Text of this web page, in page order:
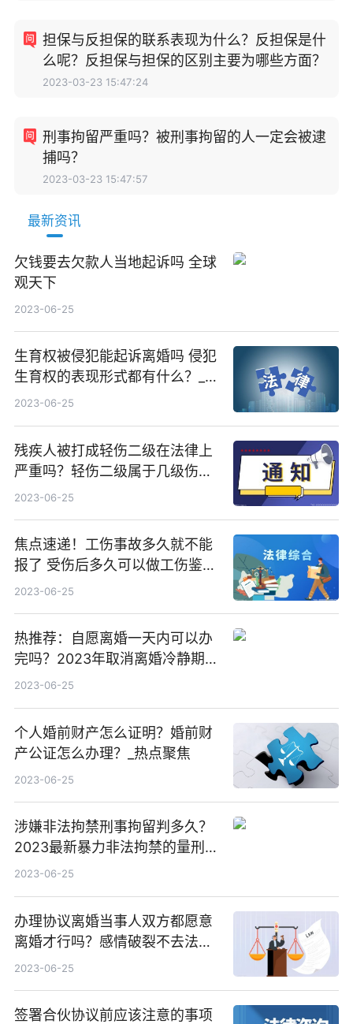
担保与反担保的联系表现为什么？反担保是什
么呢？反担保与担保的区别主要为哪些方面？
2023-03-23 15:47:24
刑事拘留严重吗？被刑事拘留的人一定会被逮
捕吗？
2023-03-23 15:47:57
最新资讯
欠钱要去欠款人当地起诉吗 全球
观天下
2023-06-25
生育权被侵犯能起诉离婚吗 侵犯
生育权的表现形式都有什么？_播
报
2023-06-25
残疾人被打成轻伤二级在法律上
严重吗？轻伤二级属于几级伤
残？|当前热门
2023-06-25
焦点速递！工伤事故多久就不能
报了 受伤后多久可以做工伤鉴
定？
2023-06-25
热推荐：自愿离婚一天内可以办
完吗？2023年取消离婚冷静期了
吗？
2023-06-25
个人婚前财产怎么证明？婚前财
产公证怎么办理？_热点聚焦
2023-06-25
涉嫌非法拘禁刑事拘留判多久？
2023最新暴力非法拘禁的量刑标
准？
2023-06-25
办理协议离婚当事人双方都愿意
离婚才行吗？感情破裂不去法院
能办理离婚吗？ 热门
2023-06-25
签署合伙协议前应该注意的事项